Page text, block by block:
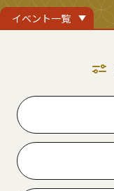
イベント一覧